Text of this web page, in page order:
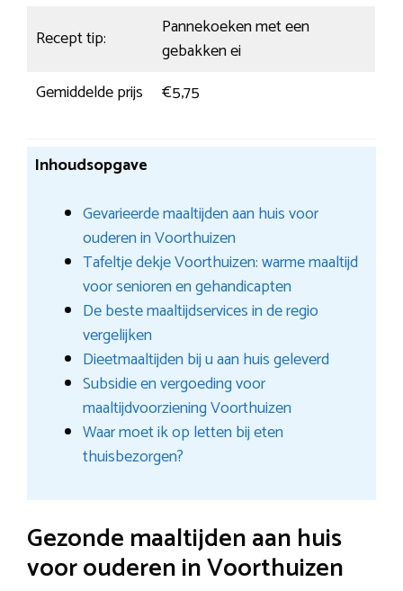
Recept tip:
Pannekoeken met een
gebakken ei
Gemiddelde prijs
€5,75
Inhoudsopgave
Gevarieerde maaltijden aan huis voor
ouderen in Voorthuizen
Tafeltje dekje Voorthuizen: warme maaltijd
voor senioren en gehandicapten
De beste maaltijdservices in de regio
vergelijken
Dieetmaaltijden bij u aan huis geleverd
Subsidie en vergoeding voor
maaltijdvoorziening Voorthuizen
Waar moet ik op letten bij eten
thuisbezorgen?
Gezonde maaltijden aan huis
voor ouderen in Voorthuizen